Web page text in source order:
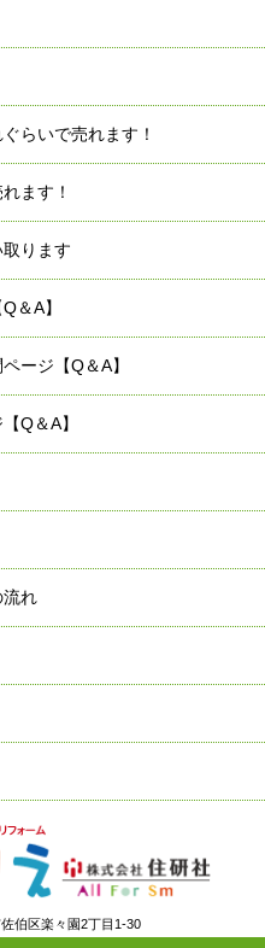
らいで売れます！
ます！
ります
＆A】
ージ【Q＆A】
Q＆A】
流れ
伯区楽々園2丁目1-30